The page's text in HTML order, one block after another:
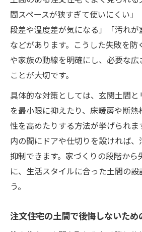
間スペースが狭すぎて使いにくい」
段差や温度差が気になる」「汚れが
などがあります。こうした失敗を防
や家族の動線を明確にし、必要な
ことが大切です。
具体的な対策としては、玄関土間
を最小限に抑えたり、床暖房や断
性を高めたりする方法が挙げられま
内の間にドアや仕切りを設ければ
抑制できます。家づくりの段階から
に、生活スタイルに合った土間の設
う。
注文住宅の土間で後悔しないため